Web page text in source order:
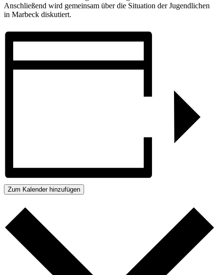
Anschließend wird gemeinsam über die Situation der Jugendlichen
in Marbeck diskutiert.
Zum Kalender hinzufügen